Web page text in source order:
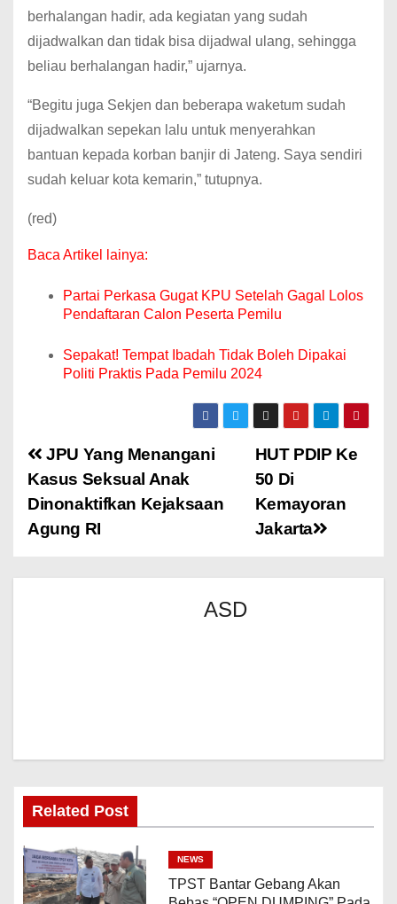
berhalangan hadir, ada kegiatan yang sudah
dijadwalkan dan tidak bisa dijadwal ulang, sehingga
beliau berhalangan hadir,” ujarnya.
“Begitu juga Sekjen dan beberapa waketum sudah
dijadwalkan sepekan lalu untuk menyerahkan
bantuan kepada korban banjir di Jateng. Saya sendiri
sudah keluar kota kemarin,” tutupnya.
(red)
Baca Artikel lainya:
Partai Perkasa Gugat KPU Setelah Gagal Lolos
Pendaftaran Calon Peserta Pemilu
Sepakat! Tempat Ibadah Tidak Boleh Dipakai
Politi Praktis Pada Pemilu 2024
HUT PDIP Ke
50 Di
Kemayoran
Jakarta
JPU Yang Menangani
Kasus Seksual Anak
Dinonaktifkan Kejaksaan
Agung RI
ASD
Related Post
NEWS
TPST Bantar Gebang Akan